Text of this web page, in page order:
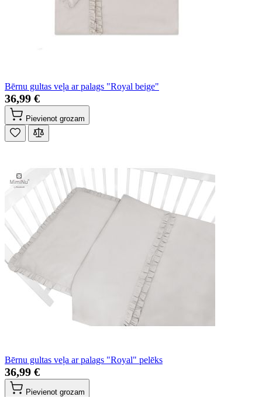
Bērnu gultas veļa ar palags "Royal beige"
36,99 €
Pievienot grozam
Bērnu gultas veļa ar palags "Royal" pelēks
36,99 €
Pievienot grozam